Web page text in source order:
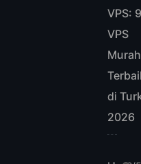
VPS:
VPS
Murah
di
2026